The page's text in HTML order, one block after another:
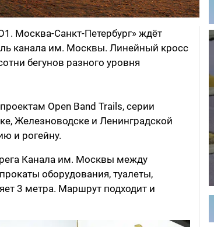
Москва-Санкт-Петербург» ждёт
канала им. Москвы. Линейный кросс
бегунов разного уровня
Open Band Trails, серии
Железноводске и Ленинградской
и рогейну.
Канала им. Москвы между
оборудования, туалеты,
3 метра. Маршрут подходит и